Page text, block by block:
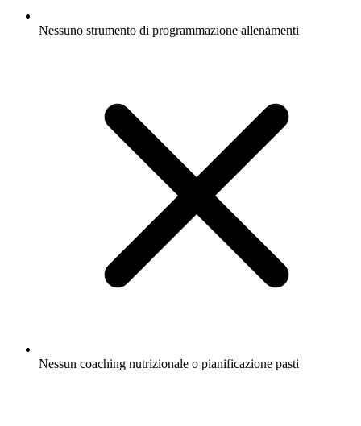
Nessuno strumento di programmazione allenamenti
Nessun coaching nutrizionale o pianificazione pasti